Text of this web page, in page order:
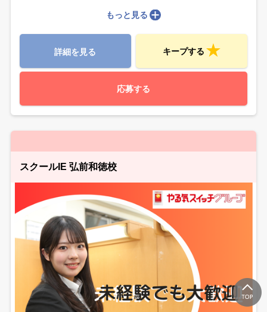
もっと見る
詳細を見る キープする
応募する
スクールIE 弘前和徳校